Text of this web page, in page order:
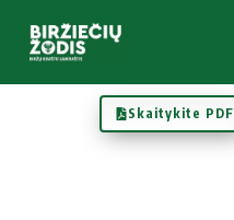
Skaitykite PDF